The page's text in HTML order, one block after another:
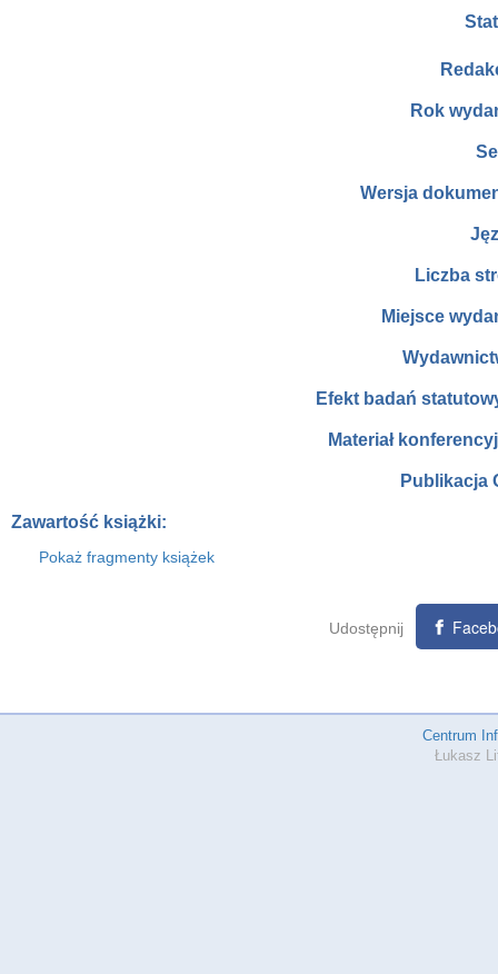
Rok
Wersja
Liczba
Miejsce
Efekt badań
Materiał
Publikacja
Zawartość książki:
Pokaż fragmenty książek
Udostępnij
Centrum
Łukasz